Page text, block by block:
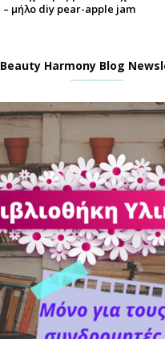
– μήλο diy pear-apple jam
Beauty Harmony Blog